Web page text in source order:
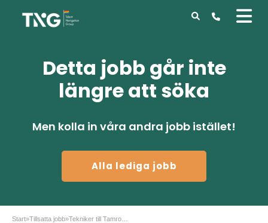
Detta jobb går inte
längre att söka
Men kolla in våra andra jobb istället!
Alla lediga jobb
Start»Tillsatta jobb»